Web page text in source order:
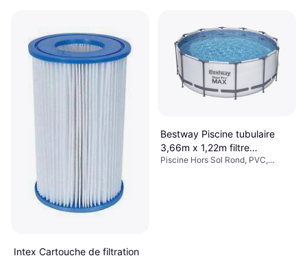
Intex Cartouche de filtration
Bestway Piscine tubulaire
3,66m x 1,22m filtre
cartouche
Piscine Hors Sol Rond, PVC,